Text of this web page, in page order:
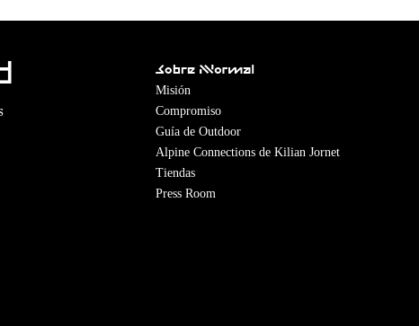
Sobre Nnormal
Misión
Compromiso
Guía de Outdoor
Alpine Connections de Kilian Jornet
Tiendas
Press Room